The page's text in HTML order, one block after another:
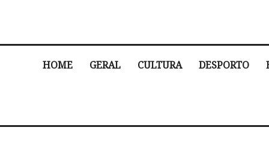
HOME GERAL CULTURA DESPORTO